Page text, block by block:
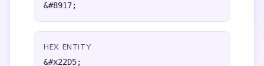
&#8917;
HEX ENTITY
&#x22D5;